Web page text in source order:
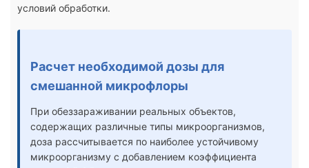
условий обработки.
Расчет необходимой дозы для
смешанной микрофлоры
При обеззараживании реальных объектов,
содержащих различные типы микроорганизмов,
доза рассчитывается по наиболее устойчивому
микроорганизму с добавлением коэффициента